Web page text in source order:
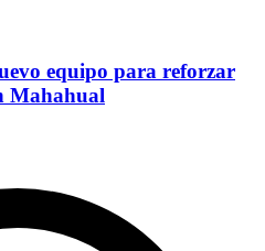
equipo para reforzar
Mahahual